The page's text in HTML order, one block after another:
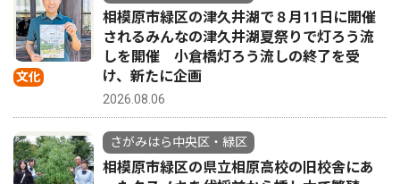
文化
相模原市緑区の津久井湖で８月11日に開催
されるみんなの津久井湖夏祭りで灯ろう流
しを開催 小倉橋灯ろう流しの終了を受
け、新たに企画
2026.08.06
さがみはら中央区・緑区
相模原市緑区の県立相原高校の旧校舎にあ